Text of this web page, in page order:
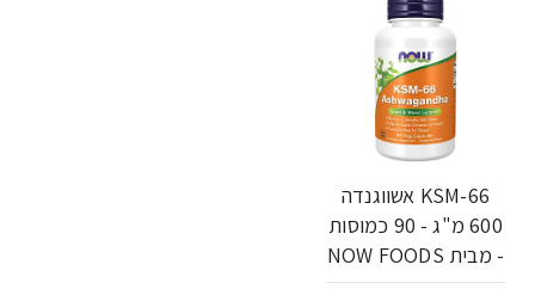
KSM-66 אשווגנדה
600 מ"ג - 90 כמוסות
- מבית NOW FOODS